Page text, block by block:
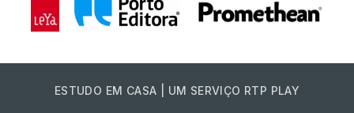
ESTUDO EM CASA | UM SERVIÇO RTP PLAY